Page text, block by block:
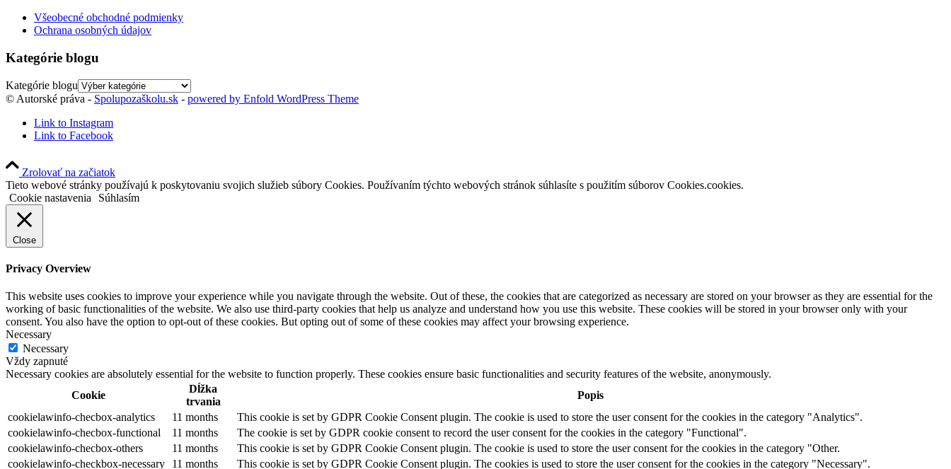
Všeobecné obchodné podmienky
Ochrana osobných údajov
Kategórie blogu
Kategórie blogu
© Autorské práva - Spolupozaškolu.sk - powered by Enfold WordPress Theme
Link to Instagram
Link to Facebook
Zrolovať na začiatok
Tieto webové stránky používajú k poskytovaniu svojich služieb súbory Cookies. Používaním týchto webových stránok súhlasíte s použitím súborov Cookies.cookies.
Cookie nastavenia
Súhlasím
Close
Privacy Overview
This website uses cookies to improve your experience while you navigate through the website. Out of these, the cookies that are categorized as necessary are stored on your browser as they are essential for the
working of basic functionalities of the website. We also use third-party cookies that help us analyze and understand how you use this website. These cookies will be stored in your browser only with your
consent. You also have the option to opt-out of these cookies. But opting out of some of these cookies may affect your browsing experience.
Necessary
Necessary
Vždy zapnuté
Necessary cookies are absolutely essential for the website to function properly. These cookies ensure basic functionalities and security features of the website, anonymously.
Cookie
Dĺžka
trvania
Popis
cookielawinfo-checbox-analytics
11 months
This cookie is set by GDPR Cookie Consent plugin. The cookie is used to store the user consent for the cookies in the category "Analytics".
cookielawinfo-checbox-functional
11 months
The cookie is set by GDPR cookie consent to record the user consent for the cookies in the category "Functional".
cookielawinfo-checbox-others
11 months
This cookie is set by GDPR Cookie Consent plugin. The cookie is used to store the user consent for the cookies in the category "Other.
cookielawinfo-checkbox-necessary
11 months This cookie is set by GDPR Cookie Consent plugin. The cookies is used to store the user consent for the cookies in the category "Necessary".